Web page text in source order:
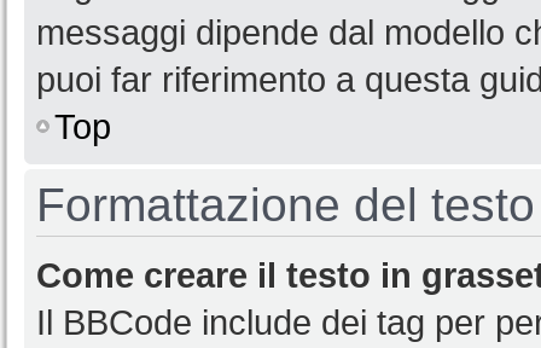
messaggi dipende dal modello
puoi far riferimento a questa
Top
Formattazione del testo
Come creare il testo in
Il BBCode include dei tag per